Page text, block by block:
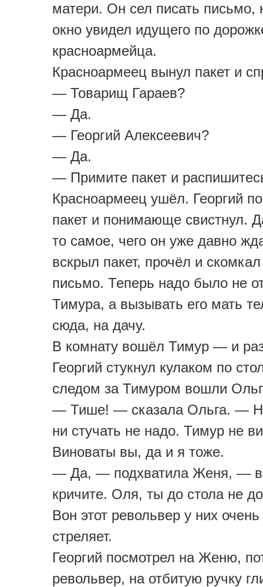
матери. Он сел писать письмо,
окно увидел идущего по
красноармейца.
Красноармеец вынул пакет и
— Товарищ Гараев?
— Да.
— Георгий Алексеевич?
— Да.
— Примите пакет и
Красноармеец ушёл. Георгий
пакет и понимающе свистнул.
то самое, чего он уже давно
вскрыл пакет, прочёл и
письмо. Теперь надо было не
Тимура, а вызывать его мать
сюда, на дачу.
В комнату вошёл Тимур — и
Георгий стукнул кулаком по
следом за Тимуром вошли
— Тише! — сказала Ольга. —
ни стучать не надо. Тимур не
Виноваты вы, да и я тоже.
— Да, — подхватила Женя, —
кричите. Оля, ты до стола не
Вон этот револьвер у них
стреляет.
Георгий посмотрел на Женю,
револьвер, на отбитую ручку